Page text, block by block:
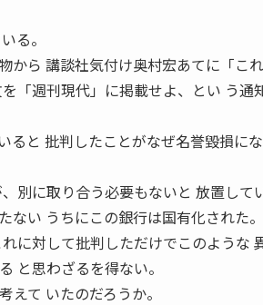
る。
から 講談社気付け奥村宏あてに「こ
「週刊現代」に掲載せよ、とい う通
ると 批判したことがなぜ名誉毀損に
別に取り合う必要もないと 放置して
い うちにこの銀行は国有化された。
に対して批判しただけでこのような
と思わざるを得ない。
て いたのだろうか。